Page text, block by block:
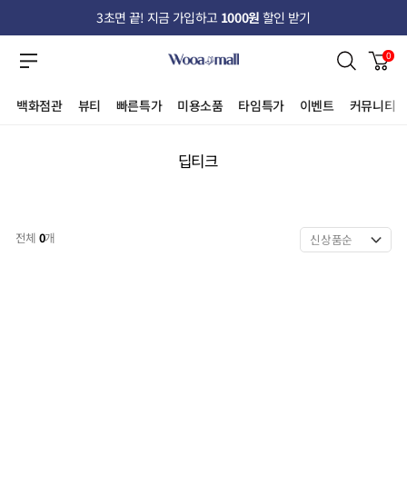
3초면 끝! 지금 가입하고 1000원 할인 받기
백화점관 뷰티 빠른특가 미용소품 타임특가 이벤트 커뮤니티
0
딥티크
전체 0개